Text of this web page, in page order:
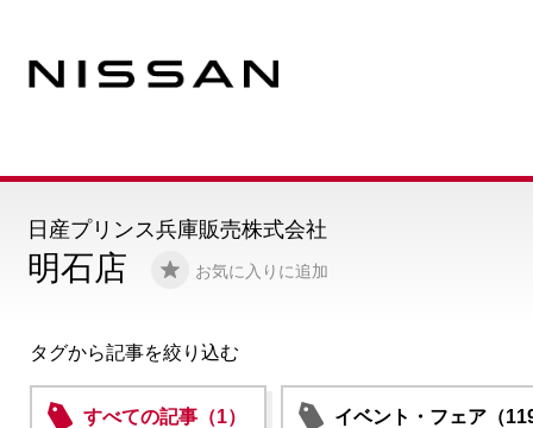
明石店 お気に入りに追加
日産プリンス兵庫販売株式会社
タグから記事を絞り込む
すべての記事（1） イベント・フェア（